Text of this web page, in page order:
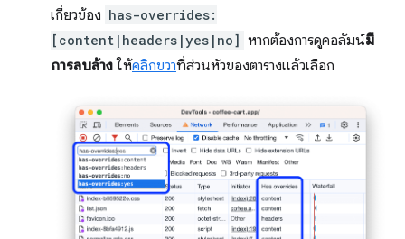
เกี่ยวข้อง has-overrides:
[content|headers|yes|no] หากต้องการดูคอลัมน์มี
การลบล้าง ให้คลิกขวาที่ส่วนหัวของตารางแล้วเลือก